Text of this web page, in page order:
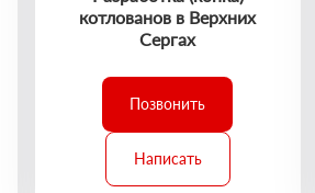
котлованов в Верхних
Сергах
Позвонить
Написать